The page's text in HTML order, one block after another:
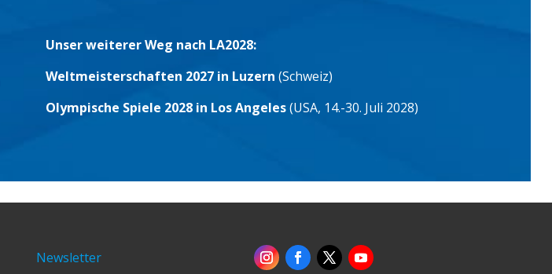
Unser weiterer Weg nach LA2028:
Weltmeisterschaften 2027 in Luzern (Schweiz)
Olympische Spiele 2028 in Los Angeles(USA, 14.-30. Juli 2028)
Newsletter